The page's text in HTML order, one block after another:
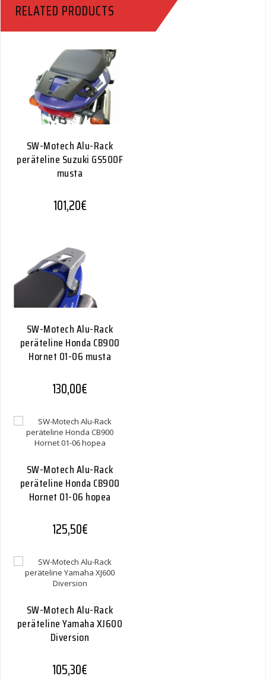
RELATED PRODUCTS
SW-Motech Alu-Rack
peräteline Suzuki GS500F
musta
101,20€
SW-Motech Alu-Rack
peräteline Honda CB900
Hornet 01-06 musta
130,00€
SW-Motech Alu-Rack
peräteline Honda CB900
Hornet 01-06 hopea
125,50€
SW-Motech Alu-Rack
peräteline Yamaha XJ600
Diversion
105,30€